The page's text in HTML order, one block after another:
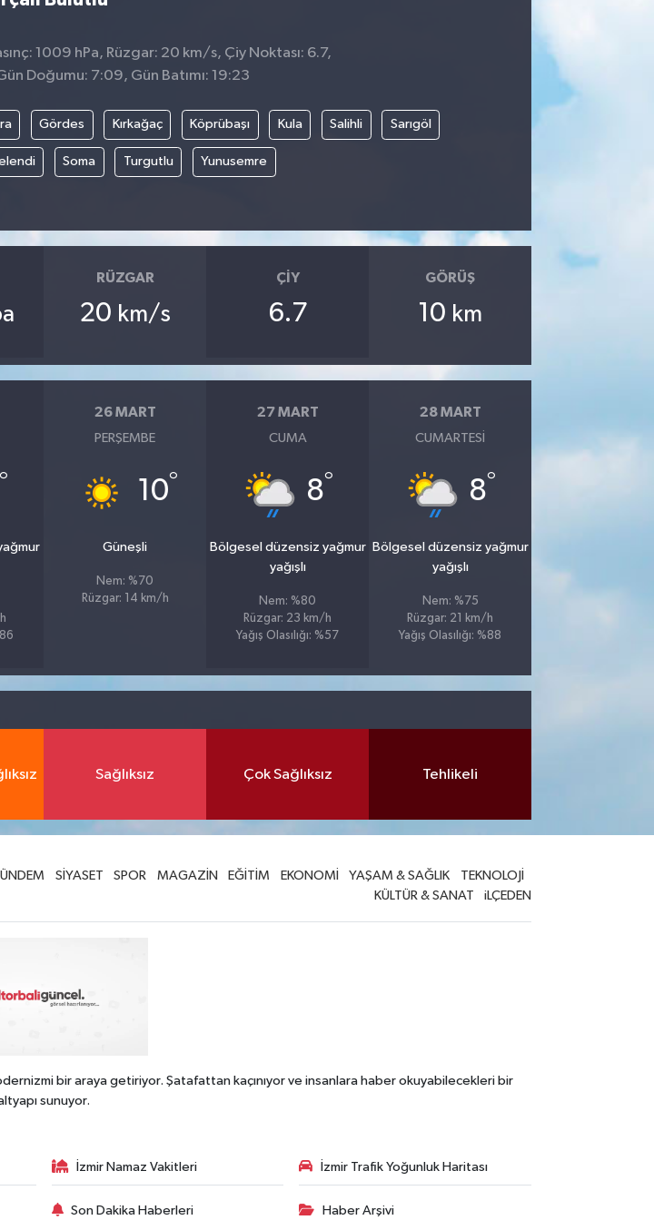
1009 hPa, Rüzgar: 20 km/s, Çiy Noktası: 6.7,
Doğumu: 7:09, Gün Batımı: 19:23
Gördes Kırkağaç Köprübaşı Kula Salihli Sarıgöl
Soma Turgutlu Yunusemre
RÜZGAR
20 km/s
ÇIY
6.7
GÖRÜŞ
10 km
°
26 MART
PERŞEMBE
10°
Güneşli
Nem: %70
Rüzgar: 14 km/h
27 MART
CUMA
8°
Bölgesel düzensiz yağmur
yağışlı
Nem: %80
Rüzgar: 23 km/h
Yağış Olasılığı: %57
28 MART
CUMARTESI
8°
Bölgesel düzensiz yağmur
yağışlı
Nem: %75
Rüzgar: 21 km/h
Yağış Olasılığı: %88
Sağlıksız Çok Sağlıksız Tehlikeli
SİYASET SPOR MAGAZİN EĞİTİM EKONOMİ YAŞAM & SAĞLIK
TEKNOLOJİ
KÜLTÜR & SANAT
iLÇEDEN
bir araya getiriyor. Şatafattan kaçınıyor ve insanlara haber okuyabilecekleri bir
sunuyor.
İzmir Namaz Vakitleri İzmir Trafik Yoğunluk Haritası
Son Dakika Haberleri Haber Arşivi